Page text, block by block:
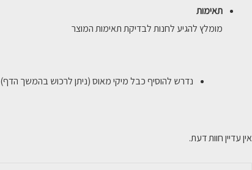
תאימות
מומלץ להגיע לחנות לבדיקת תאימות המוצר
נדרש להוסיף כבל מיקי מאוס (ניתן לרכוש בהמשך הדף)
אין עדיין חוות דעת.